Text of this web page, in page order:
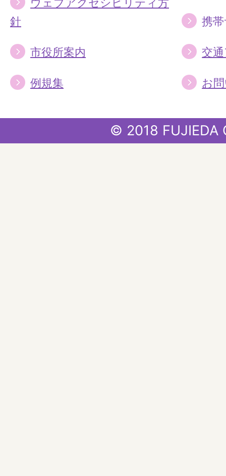
ウェブアクセシビリティ方
針
携
市役所案内 交
例規集 お
© 2018 FUJIEDA